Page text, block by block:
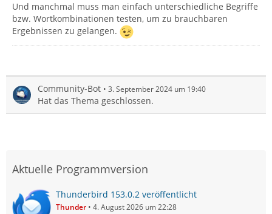
Und manchmal muss man einfach unterschiedliche Begriffe
bzw. Wortkombinationen testen, um zu brauchbaren
Ergebnissen zu gelangen.
Community-Bot 3. September 2024 um 19:40
Hat das Thema geschlossen.
Aktuelle Programmversion
Thunderbird 153.0.2 veröffentlicht
Thunder 4. August 2026 um 22:28